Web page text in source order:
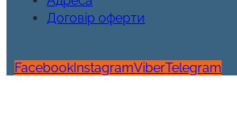
Договір оферти
FacebookInstagramViberTelegram